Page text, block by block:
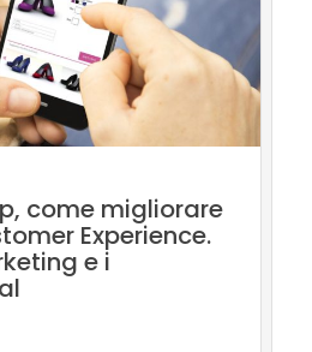
come migliorare
Experience.
e i